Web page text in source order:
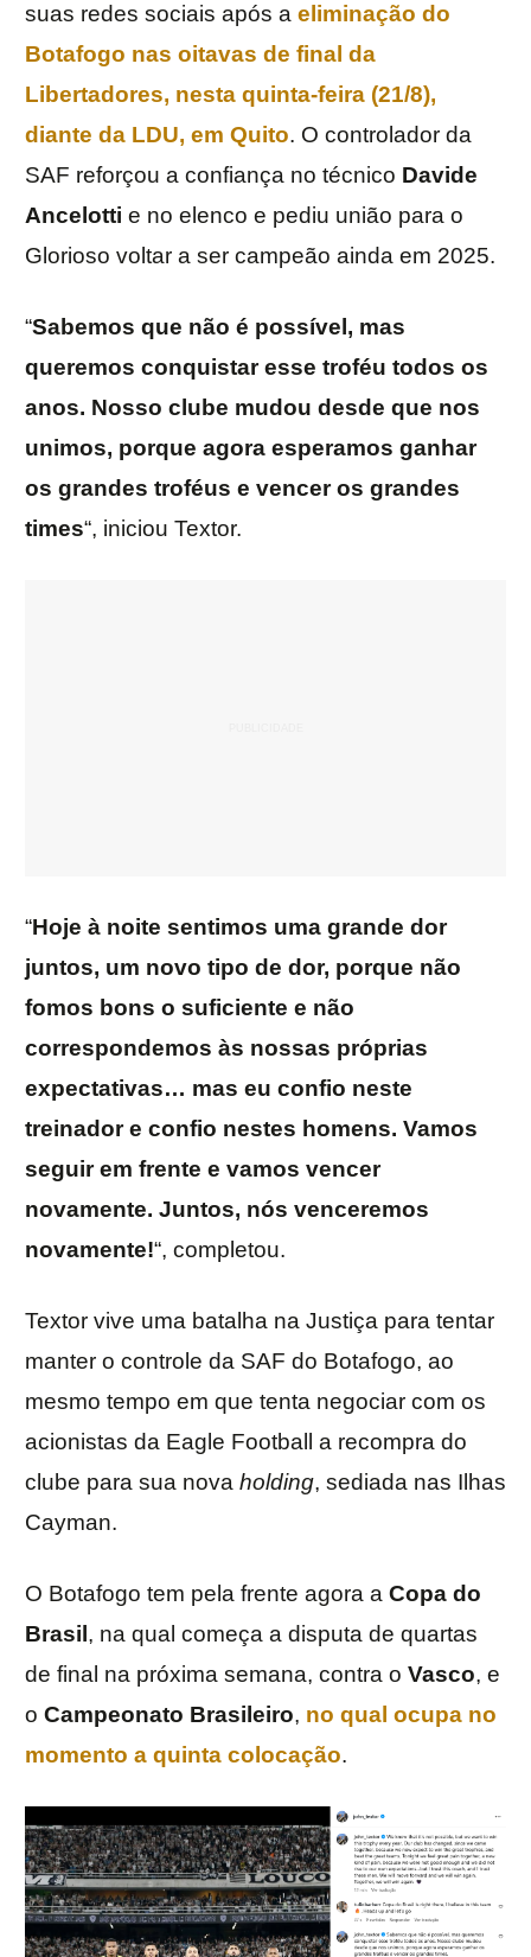
suas redes sociais após a eliminação do
Botafogo nas oitavas de final da
Libertadores, nesta quinta-feira (21/8),
diante da LDU, em Quito. O controlador da
SAF reforçou a confiança no técnico Davide
Ancelotti e no elenco e pediu união para o
Glorioso voltar a ser campeão ainda em 2025.
“Sabemos que não é possível, mas
queremos conquistar esse troféu todos os
anos. Nosso clube mudou desde que nos
unimos, porque agora esperamos ganhar
os grandes troféus e vencer os grandes
times“, iniciou Textor.
“Hoje à noite sentimos uma grande dor
juntos, um novo tipo de dor, porque não
fomos bons o suficiente e não
correspondemos às nossas próprias
expectativas… mas eu confio neste
treinador e confio nestes homens. Vamos
seguir em frente e vamos vencer
novamente. Juntos, nós venceremos
novamente!“, completou.
Textor vive uma batalha na Justiça para tentar
manter o controle da SAF do Botafogo, ao
mesmo tempo em que tenta negociar com os
acionistas da Eagle Football a recompra do
clube para sua nova holding, sediada nas Ilhas
Cayman.
O Botafogo tem pela frente agora a Copa do
Brasil , na qual começa a disputa de quartas
de final na próxima semana, contra o Vasco, e
o Campeonato Brasileiro, no qual ocupa no
momento a quinta colocação.